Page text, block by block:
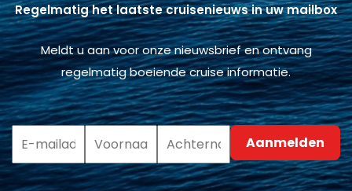
Regelmatig het laatste cruisenieuws in uw mailbox
Meldt u aan voor onze nieuwsbrief en ontvang
regelmatig boeiende cruise informatie.